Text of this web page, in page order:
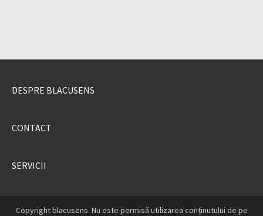
DESPRE BLACUSENS
CONTACT
SERVICII
Copyright blacusens. Nu este permisă utilizarea conținutului de pe